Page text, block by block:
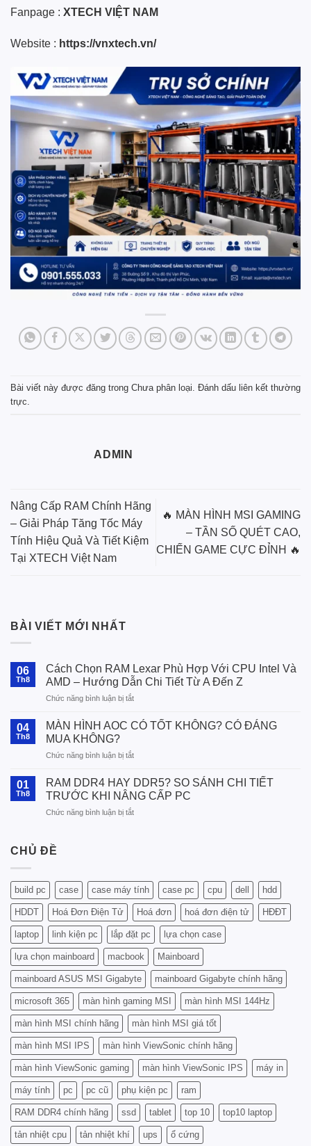
Fanpage : XTECH VIỆT NAM
Website : https://vnxtech.vn/
Bài viết này được đăng trong Chưa phân loại . Đánh dấu liên kết thường
trực
ADMIN
Nâng Cấp RAM Chính Hãng
– Giải Pháp Tăng Tốc Máy
Tính Hiệu Quả Và Tiết Kiệm
Tại XTECH Việt Nam
🔥 MÀN HÌNH MSI GAMING
– TẦN SỐ QUÉT CAO,
CHIẾN GAME CỰC ĐỈNH 🔥
BÀI VIẾT MỚI NHẤT
06
Th8
Cách Chọn RAM Lexar Phù Hợp Với CPU Intel Và
AMD – Hướng Dẫn Chi Tiết Từ A Đến Z
Chức năng bình luận bị tắtở
Chọn
Phù
Với
CPU
Và
Tiết
Từ
A
Đến
Z
04
Th8
MÀN HÌNH AOC CÓ TỐT KHÔNG? CÓ ĐÁNG
MUA KHÔNG?
Chức năng bình luận bị tắtở
HÌNH
AOC
CÓ
TỐT
01
Th8
RAM DDR4 HAY DDR5? SO SÁNH CHI TIẾT
TRƯỚC KHI NÂNG CẤP PC
Chức năng bình luận bị tắtở
SÁNH
CHI
TIẾT
TRƯỚC
KHI
NÂNG
CẤP
PC
CHỦ ĐỀ
build pc case case máy tính case pc cpu dell hdd
HDDT Hoá Đơn Điện Tử Hoá đơn hoá đơn điện tử HĐĐT
laptop linh kiện pc lắp đặt pc lựa chọn case
lựa chọn mainboard macbook Mainboard
mainboard ASUS MSI Gigabyte mainboard Gigabyte chính hãng
microsoft 365 màn hình gaming MSI màn hình MSI 144Hz
màn hình MSI chính hãng màn hình MSI giá tốt
màn hình MSI IPS màn hình ViewSonic chính hãng
màn hình ViewSonic gaming màn hình ViewSonic IPS máy in
máy tính pc pc cũ phụ kiện pc ram
RAM DDR4 chính hãng ssd tablet top 10 top10 laptop
tản nhiệt cpu tản nhiệt khí ups ổ cứng